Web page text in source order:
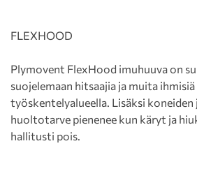
FLEXHOOD
Plymovent FlexHood imuhuuva on
suojelemaan hitsaajia ja muita ihmisiä
työskentelyalueella. Lisäksi
huoltotarve pienenee kun käryt ja
hallitusti pois.